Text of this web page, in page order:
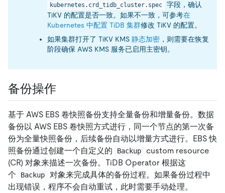
kubernetes.crd_tidb_cluster.spec
字段，确认
TiKV 的配置是否一致。如果不一致，可参考在
Kubernetes 中配置 TiDB 集群修改 TiKV 的配置。
如果集群打开了 TiKV KMS 静态加密 ，则需要在恢复
阶段确保 AWS KMS 服务已启用主密钥。
备份操作
基于 AWS EBS 卷快照备份支持全量备份和增量备份。数据
备份以 AWS EBS 卷快照方式进行，同一个节点的第一次备
份为全量快照备份，后续备份自动以增量方式进行。EBS 快
照备份通过创建一个自定义的
Backup
custom resource
(CR) 对象来描述一次备份。TiDB Operator 根据这
个
Backup
对象来完成具体的备份过程。如果备份过程中
出现错误，程序不会自动重试，此时需要手动处理。